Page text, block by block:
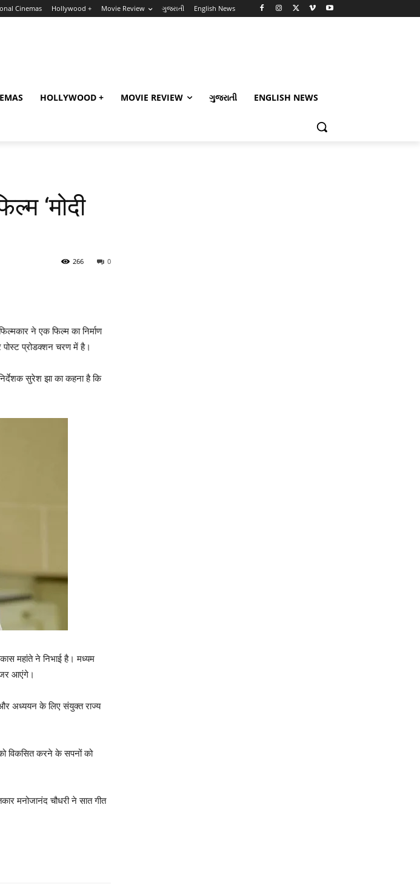
Cinemas Hollywood + Movie Review ગુજરાતી English News
HOLLYWOOD + MOVIE REVIEW ગુજરાતી ENGLISH NEWS
‘मोदी
0
266
ने एक फिल्‍म का निर्माण
पोस्‍ट प्रोडक्‍शन चरण में है।
सुरेश झा का कहना है कि
महांते ने निभाई है। मध्यम
आएंगे।
और अध्ययन के लिए संयुक्त राज्य
विकसित करने के सपनों को
मनोजानंद चौधरी ने सात गीत